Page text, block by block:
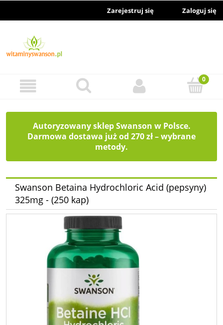
Zarejestruj się Zaloguj się
Autoryzowany sklep Swanson w Polsce.
Darmowa dostawa już od 270 zł – wybrane
metody.
Swanson Betaina Hydrochloric Acid (pepsyny)
325mg - (250 kap)